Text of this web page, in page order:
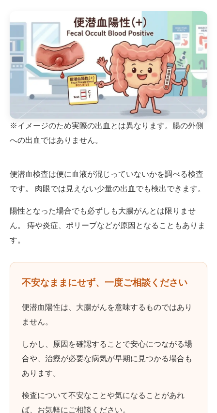
※イメージのため実際の出血とは異なります。腸の外側
への出血ではありません。
便潜血検査は便に血液が混じっていないかを調べる検査
です。 肉眼では見えない少量の出血でも検出できます。
陽性となった場合でも必ずしも大腸がんとは限りませ
ん。 痔や炎症、ポリープなどが原因となることもありま
す。
不安なままにせず、一度ご相談ください
便潜血陽性は、大腸がんを意味するものではあり
ません。
しかし、原因を確認することで安心につながる場
合や、治療が必要な病気が早期に見つかる場合も
あります。
検査について不安なことや気になることがあれ
ば、お気軽にご相談ください。